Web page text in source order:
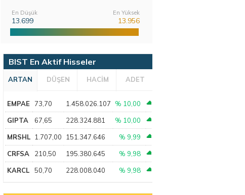
En Düşük
13.699
En Yüksek
13.956
BIST En Aktif Hisseler
ARTAN DÜŞEN HACİM ADET
EMPAE 73,70 1.458.026.107 % 10,00
GIPTA 67,65 228.324.881 % 10,00
MRSHL 1.707,00 151.347.646 % 9,99
CRFSA 210,50 195.380.645 % 9,98
KARCL 50,70 228.008.040 % 9,98